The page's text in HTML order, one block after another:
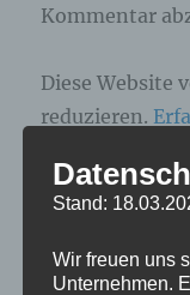
Kommentar
Diese Website
reduzieren.
Stand:
Wir freuen uns
Unternehmen.